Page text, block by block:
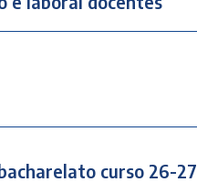
curso 26-27